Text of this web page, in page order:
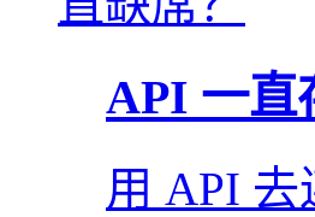
API 一直
用 API